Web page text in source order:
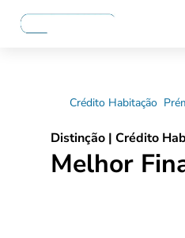
Crédito Habitação
Distinção | Crédito
Melhor